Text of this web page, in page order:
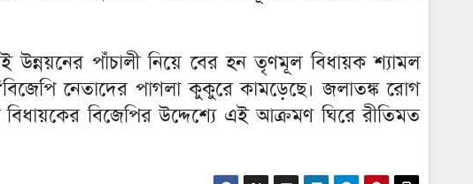
পাঁচালী নিয়ে বের হন তৃণমূল বিধায়ক শ্যামল
নেতাদের পাগলা কুকুরে কামড়েছে। জলাতঙ্ক রোগ
বিজেপির উদ্দেশ্যে এই আক্রমণ ঘিরে রীতিমত